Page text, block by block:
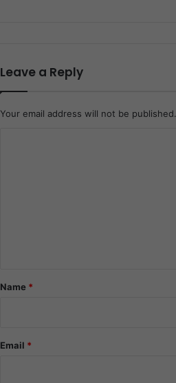
Leave a Reply
Your email address will not be published.
*Name *
Email *